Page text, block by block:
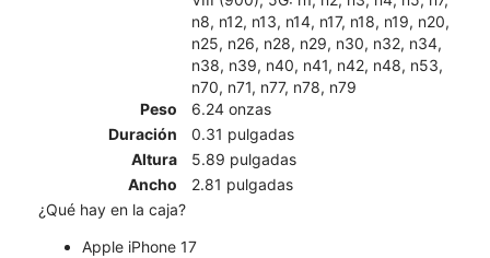
n8, n12, n13, n14, n17, n18, n19, n20,
n25, n26, n28, n29, n30, n32, n34,
n38, n39, n40, n41, n42, n48, n53,
n70, n71, n77, n78, n79
Peso
6.24 onzas
Duración
0.31 pulgadas
Altura
5.89 pulgadas
Ancho
2.81 pulgadas
¿Qué hay en la caja?
Apple iPhone 17